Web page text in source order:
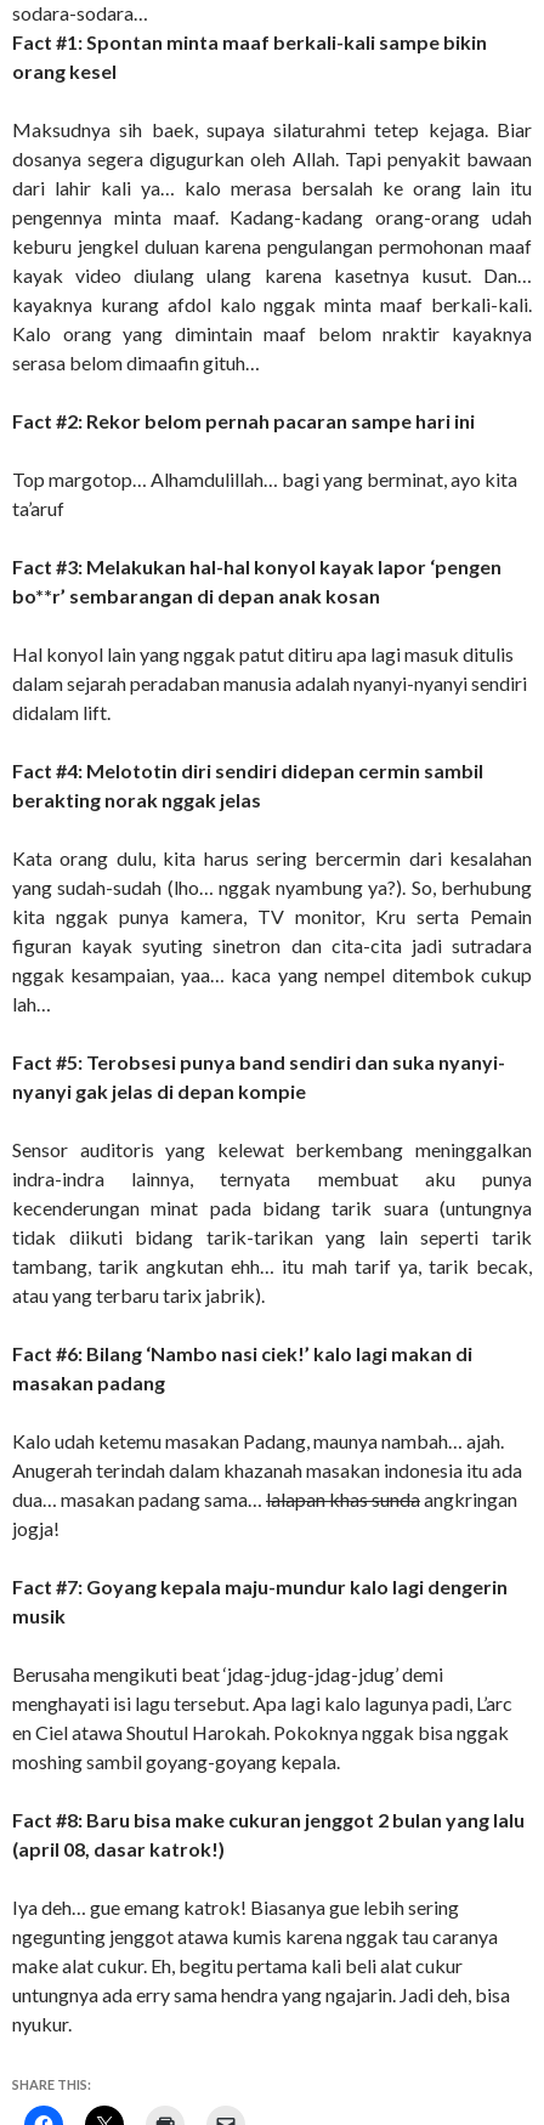
sodara-sodara…
Fact #1: Spontan minta maaf berkali-kali sampe bikin
orang kesel
Maksudnya sih baek, supaya silaturahmi tetep kejaga. Biar
dosanya segera digugurkan oleh Allah. Tapi penyakit bawaan
dari lahir kali ya… kalo merasa bersalah ke orang lain itu
pengennya minta maaf. Kadang-kadang orang-orang udah
keburu jengkel duluan karena pengulangan permohonan maaf
kayak video diulang ulang karena kasetnya kusut. Dan…
kayaknya kurang afdol kalo nggak minta maaf berkali-kali.
Kalo orang yang dimintain maaf belom nraktir kayaknya
serasa belom dimaafin gituh…
Fact #2: Rekor belom pernah pacaran sampe hari ini
Top margotop… Alhamdulillah… bagi yang berminat, ayo kita
ta’aruf
Fact #3: Melakukan hal-hal konyol kayak lapor ‘pengen
bo**r’ sembarangan di depan anak kosan
Hal konyol lain yang nggak patut ditiru apa lagi masuk ditulis
dalam sejarah peradaban manusia adalah nyanyi-nyanyi sendiri
didalam lift.
Fact #4: Melototin diri sendiri didepan cermin sambil
berakting norak nggak jelas
Kata orang dulu, kita harus sering bercermin dari kesalahan
yang sudah-sudah (lho… nggak nyambung ya?). So, berhubung
kita nggak punya kamera, TV monitor, Kru serta Pemain
figuran kayak syuting sinetron dan cita-cita jadi sutradara
nggak kesampaian, yaa… kaca yang nempel ditembok cukup
lah…
Fact #5: Terobsesi punya band sendiri dan suka nyanyi-
nyanyi gak jelas di depan kompie
Sensor auditoris yang kelewat berkembang meninggalkan
indra-indra lainnya, ternyata membuat aku punya
kecenderungan minat pada bidang tarik suara (untungnya
tidak diikuti bidang tarik-tarikan yang lain seperti tarik
tambang, tarik angkutan ehh… itu mah tarif ya, tarik becak,
atau yang terbaru tarix jabrik).
Fact #6: Bilang ‘Nambo nasi ciek!’ kalo lagi makan di
masakan padang
Kalo udah ketemu masakan Padang, maunya nambah… ajah.
Anugerah terindah dalam khazanah masakan indonesia itu ada
dua… masakan padang sama… lalapan khas sundaangkringan
jogja!
Fact #7: Goyang kepala maju-mundur kalo lagi dengerin
musik
Berusaha mengikuti beat ‘jdag-jdug-jdag-jdug’ demi
menghayati isi lagu tersebut. Apa lagi kalo lagunya padi, L’arc
en Ciel atawa Shoutul Harokah. Pokoknya nggak bisa nggak
moshing sambil goyang-goyang kepala.
Fact #8: Baru bisa make cukuran jenggot 2 bulan yang lalu
(april 08, dasar katrok!)
Iya deh… gue emang katrok! Biasanya gue lebih sering
ngegunting jenggot atawa kumis karena nggak tau caranya
make alat cukur. Eh, begitu pertama kali beli alat cukur
untungnya ada erry sama hendra yang ngajarin. Jadi deh, bisa
nyukur.
SHARE THIS: